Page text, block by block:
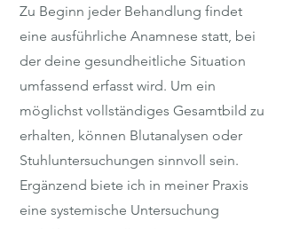
Zu Beginn jeder Behandlung findet
eine ausführliche Anamnese statt, bei
der deine gesundheitliche Situation
umfassend erfasst wird. Um ein
möglichst vollständiges Gesamtbild zu
erhalten, können Blutanalysen oder
Stuhluntersuchungen sinnvoll sein.
Ergänzend biete ich in meiner Praxis
eine systemische Untersuchung